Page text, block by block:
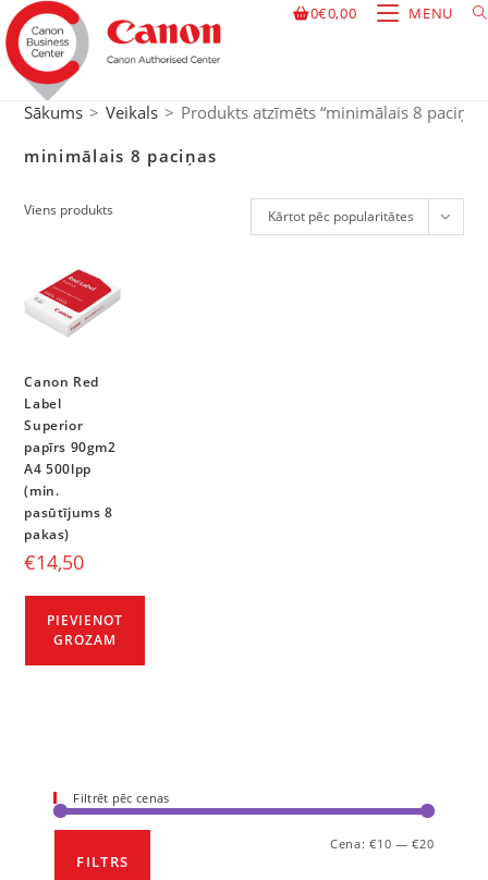
0€0,00 MENU
Sākums > Veikals > Produkts atzīmēts “minimālais 8
minimālais 8 paciņas
Viens produkts Kārtot pēc popularitātes
Canon Red
Label
Superior
papīrs 90gm2
A4 500lpp
(min.
pasūtījums 8
pakas)
€14,50
PIEVIENOT
GROZAM
Filtrēt pēc cenas
FILTRS
Cena:€10 —€20